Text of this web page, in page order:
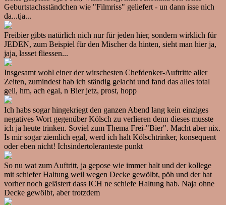
Geburtstachsständchen wie "Filmriss" geliefert - un dann isse nich
da...tja...
Freibier gibts natürlich nich nur für jeden hier, sondern wirklich für
JEDEN, zum Beispiel für den Mischer da hinten, sieht man hier ja,
jaja, lasset fliessen...
Insgesamt wohl einer der wirschesten Chefdenker-Auftritte aller
Zeiten, zumindest hab ich ständig gelacht und fand das alles total
geil, hm, ach egal, n Bier jetz, prost, hopp
Ich habs sogar hingekriegt den ganzen Abend lang kein einziges
negatives Wort gegenüber Kölsch zu verlieren denn dieses musste
ich ja heute trinken. Soviel zum Thema Frei-"Bier". Macht aber nix.
Is mir sogar ziemlich egal, werd ich halt Kölschtrinker, konsequent
oder eben nicht! Ichsindertoleranteste punkt
So nu wat zum Auftritt, ja gepose wie immer halt und der kollege
mit schiefer Haltung weil wegen Decke gewölbt, pöh und der hat
vorher noch gelästert dass ICH ne schiefe Haltung hab. Naja ohne
Decke gewölbt, aber trotzdem